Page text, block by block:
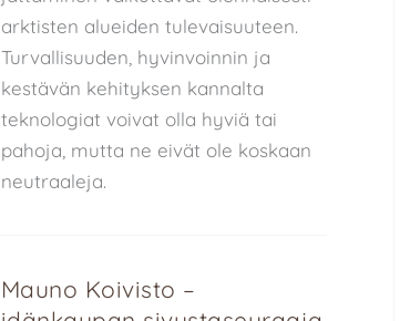
arktisten alueiden tulevaisuuteen.
Turvallisuuden, hyvinvoinnin ja
kestävän kehityksen kannalta
teknologiat voivat olla hyviä tai
pahoja, mutta ne eivät ole koskaan
neutraaleja.
Mauno Koivisto –